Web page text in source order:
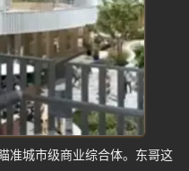
准城市级商业综合体。东哥这